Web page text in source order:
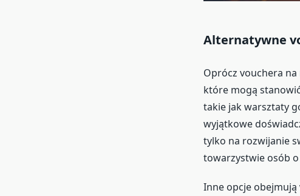
Alternatywne
Oprócz vouchera
które mogą
takie jak warsztaty
wyjątkowe
tylko na rozwijanie
towarzystwie osób
Inne opcje